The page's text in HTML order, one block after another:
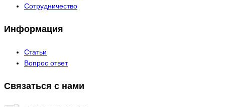
Сотрудничество
Информация
Статьи
Вопрос ответ
Связаться с нами